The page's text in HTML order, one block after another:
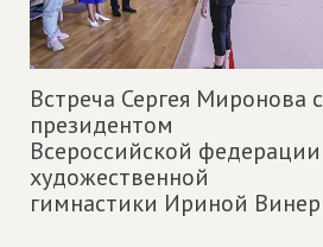
Встреча Сергея Миронова с
президентом
Всероссийской федерации
художественной
гимнастики Ириной Винер